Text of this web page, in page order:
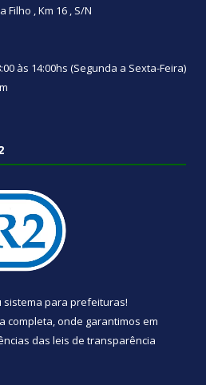
Filho , Km 16 , S/N
às 14:00hs (Segunda a Sexta-Feira)
sistema para prefeituras!
completa, onde garantimos em
das leis de transparência